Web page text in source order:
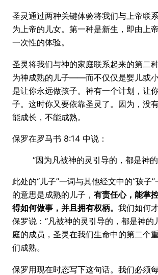
圣灵通过两种关键体验将我们与上帝联
为上帝的儿女。第一种是新生，即由上
一次性的体验。
圣灵将我们与神的家庭联系起来的第二
为神成熟的儿子——而不仅仅是婴儿或
是让你永远做孩子。神有一个计划，让
子。这时你又要依靠圣灵了。因为，没
能成长，不能成熟。
保罗在罗马书 8:14 中说：
“因为凡被神的灵引导的，都是神
此处的“儿子”一词与其他经文中的“孩子
的意思是成熟的儿子， 有责任心，能掌
得如何做事，并且拥有权柄。 我们如何
保罗说：“凡被神的灵引导的，都是神的
庭的成员，圣灵在我们生命中的第二个
们成熟。
保罗用现在时态写下这句话。我们必须